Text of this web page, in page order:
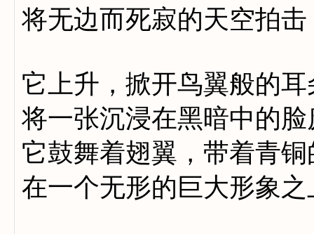
将无边而死寂的天空拍击
它上升，掀开鸟翼般的耳
将一张沉浸在黑暗中的脸
它鼓舞着翅翼，带着青
在一个无形的巨大形象之